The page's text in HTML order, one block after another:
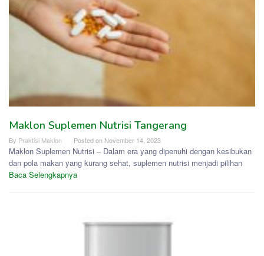
Maklon Suplemen Nutrisi Tangerang
By Praktisi Maklon Posted on November 14, 2023
Maklon Suplemen Nutrisi – Dalam era yang dipenuhi dengan kesibukan
dan pola makan yang kurang sehat, suplemen nutrisi menjadi pilihan
Baca Selengkapnya